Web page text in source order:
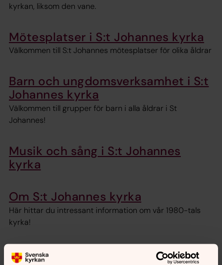
kyrkan, liksom den vane.
Mötesplatser i S:t Johannes kyrka
Välkommen till S:t Johannes mötesplatser för olika åldrar
Barn och ungdomsverksamhet i S:t
Johannes kyrka
Välkommen till grupper för barn i alla åldrar i St
Johannes!
Musik och sång i S:t Johannes
kyrka
Om S:t Johannes kyrka
Här hittar du intressant information om vår 1980-tals
kyrka!
Kontakta oss i Johannes